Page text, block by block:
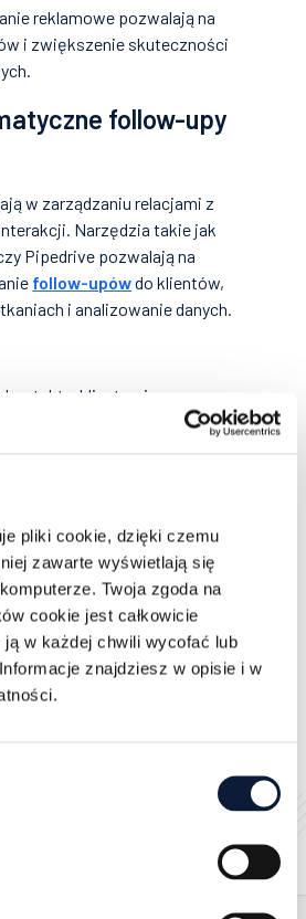
pliki cookie, dzięki czemu
zawarte wyświetlają się
Twoja zgoda na
cookie jest całkowicie
w każdej chwili wycofać lub
znajdziesz w opisie i w
reklamowe pozwalają na
i zwiększenie skuteczności
follow-upy
w zarządzaniu relacjami z
Narzędzia takie jak
Pipedrive pozwalają na
follow-upówdo klientów,
i analizowanie danych.
z klientami,
i lepiej dopasowywać
na efektywne zarządzanie
trwałych relacji
Oceń ten artykuł